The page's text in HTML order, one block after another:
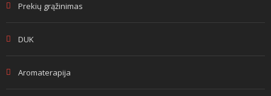
Prekių grąžinimas
DUK
Aromaterapija